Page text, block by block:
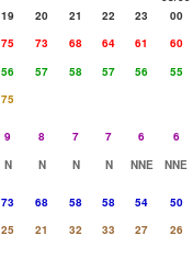
19 20 21 22 23 00
75 73 68 64 61 60
56 57 58 57 56 55
75
9 8 7 7 6 6
N N N N NNE NNE
73 68 58 58 54 50
25 21 32 33 27 26